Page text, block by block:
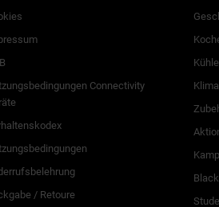
Connectivity
/ Retoure